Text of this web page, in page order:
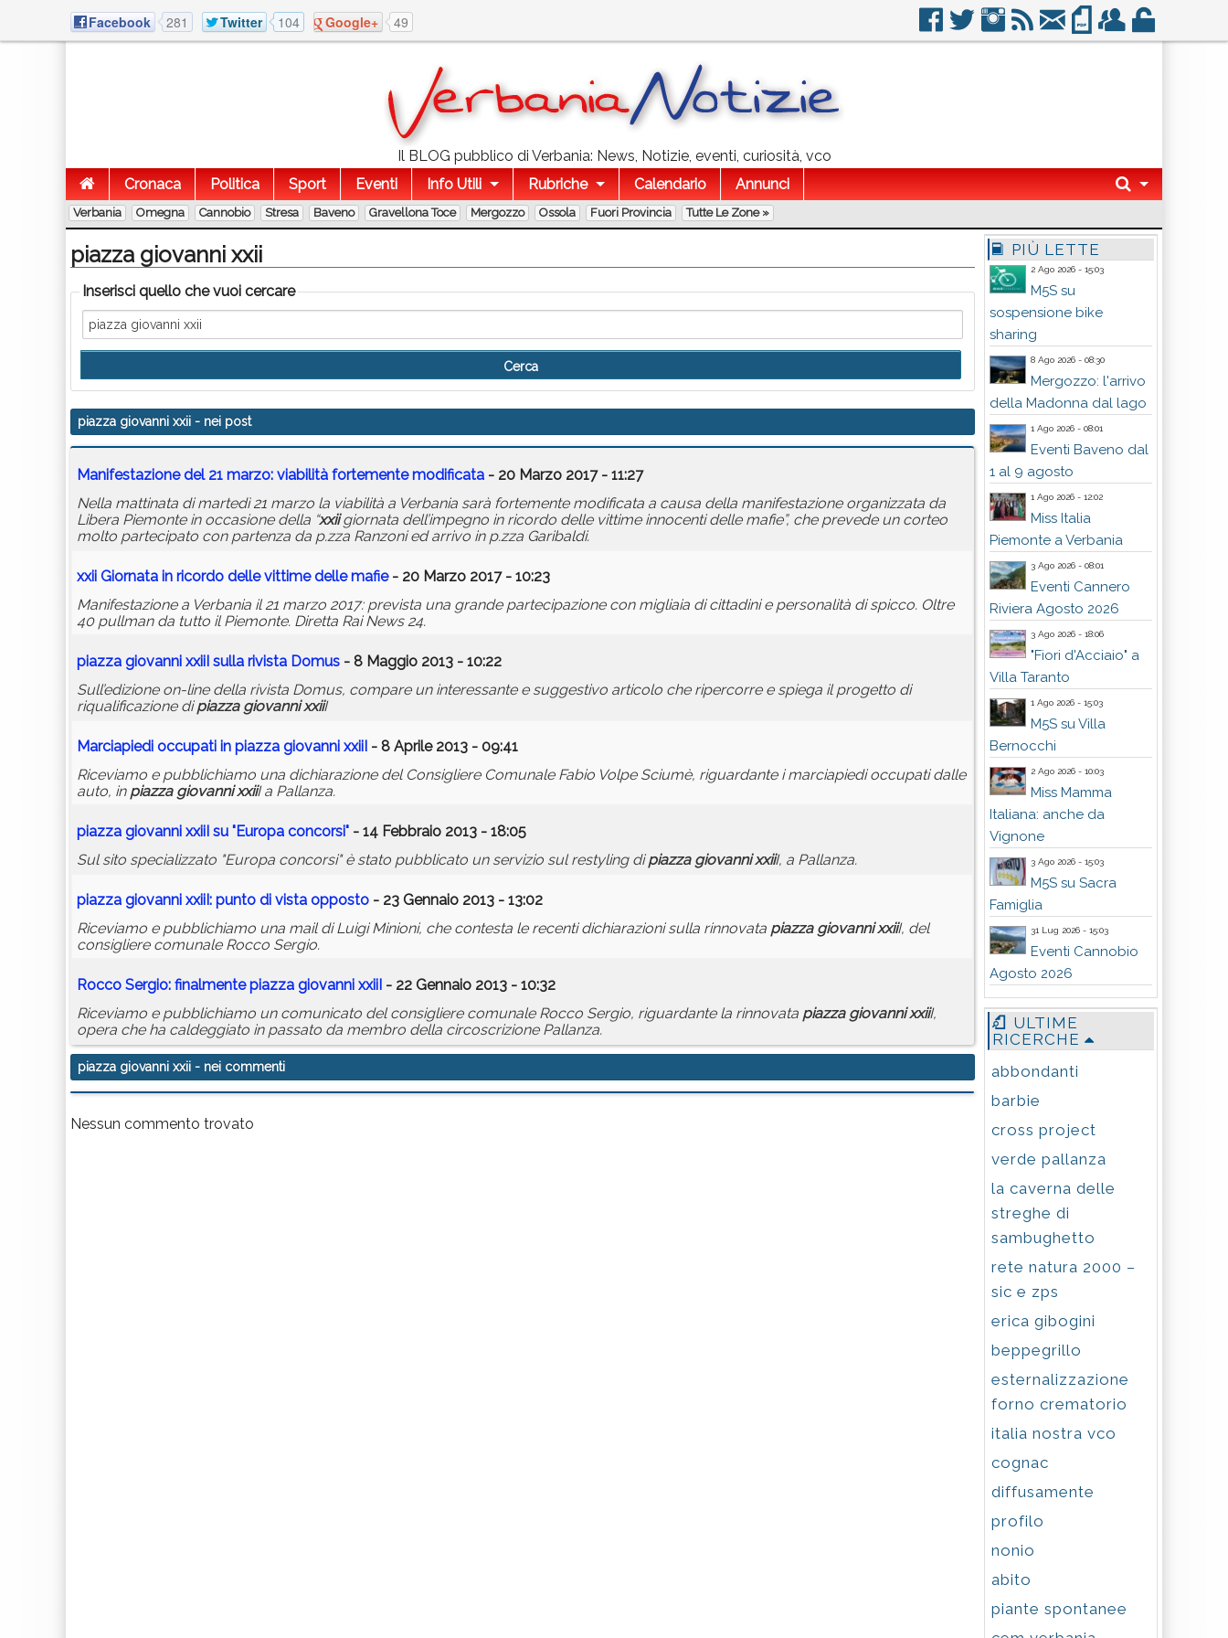
Facebook 281 Twitter 104 Google+ 49
Il BLOG pubblico di Verbania: News, Notizie, eventi, curiosità, vco
Cronaca
Politica Sport Eventi Info Utili Rubriche Calendario Annunci
Verbania Omegna Cannobio Stresa Baveno Gravellona Toce Mergozzo Ossola Fuori Provincia Tutte Le Zone »
piazza giovanni xxii
Inserisci quello che vuoi cercare
piazza giovanni xxii - nei post
Manifestazione del 21 marzo: viabilità fortemente modificata - 20 Marzo 2017 - 11:27
Nella mattinata di martedì 21 marzo la viabilità a Verbania sarà fortemente modificata a causa della manifestazione organizzata da
Libera Piemonte in occasione della “xxiigiornata dell’impegno in ricordo delle vittime innocenti delle mafie”, che prevede un corteo
molto partecipato con partenza da p.zza Ranzoni ed arrivo in p.zza Garibaldi.
xxii Giornata in ricordo delle vittime delle mafie- 20 Marzo 2017 - 10:23
Manifestazione a Verbania il 21 marzo 2017: prevista una grande partecipazione con migliaia di cittadini e personalità di spicco. Oltre
40 pullman da tutto il Piemonte. Diretta Rai News 24.
piazza giovanni xxii I sulla rivista Domus - 8 Maggio 2013 - 10:22
Sull’edizione on-line della rivista Domus, compare un interessante e suggestivo articolo che ripercorre e spiega il progetto di
riqualificazione dipiazza giovanni xxiiI
Marciapiedi occupati in piazza giovanni xxii - 8 Aprile 2013 - 09:41
Riceviamo e pubblichiamo una dichiarazione del Consigliere Comunale Fabio Volpe Sciumè, riguardante i marciapiedi occupati dalle
auto, in piazza giovanni xxiiI a Pallanza.
piazza giovanni xxii I su "Europa concorsi" - 14 Febbraio 2013 - 18:05
Sul sito specializzato "Europa concorsi" è stato pubblicato un servizio sul restyling dipiazza giovanni xxiiI, a Pallanza.
piazza giovanni xxii I: punto di vista opposto - 23 Gennaio 2013 - 13:02
Riceviamo e pubblichiamo una mail di Luigi Minioni, che contesta le recenti dichiarazioni sulla rinnovata piazza giovanni xxiiI, del
consigliere comunale Rocco Sergio.
Rocco Sergio: finalmentepiazza giovanni xxii - 22 Gennaio 2013 - 10:32
Riceviamo e pubblichiamo un comunicato del consigliere comunale Rocco Sergio, riguardante la rinnovata piazza giovanni xxiiI,
opera che ha caldeggiato in passato da membro della circoscrizione Pallanza.
piazza giovanni xxii - nei commenti
Nessun commento trovato
PIÙ LETTE
2 Ago 2026 - 15:03
M5S su
sospensione bike
sharing
8 Ago 2026 - 08:30
Mergozzo: l'arrivo
della Madonna dal lago
1 Ago 2026 - 08:01
Eventi Baveno dal
1 al 9 agosto
1 Ago 2026 - 12:02
Miss Italia
Piemonte a Verbania
3 Ago 2026 - 08:01
Eventi Cannero
Riviera Agosto 2026
3 Ago 2026 - 18:06
"Fiori d'Acciaio" a
Villa Taranto
1 Ago 2026 - 15:03
M5S su Villa
Bernocchi
2 Ago 2026 - 10:03
Miss Mamma
Italiana: anche da
Vignone
3 Ago 2026 - 15:03
M5S su Sacra
Famiglia
31 Lug 2026 - 15:03
Eventi Cannobio
Agosto 2026
ULTIME
RICERCHE
abbondanti
barbie
cross project
verde pallanza
la caverna delle
streghe di
sambughetto
rete natura 2000 –
sic e zps
erica gibogini
beppegrillo
esternalizzazione
forno crematorio
italia nostra vco
cognac
diffusamente
profilo
nonio
abito
piante spontanee